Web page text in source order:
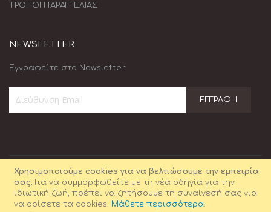
Χρησιμοποιούμε cookies για να βελτιώσουμε την εμπειρία
σας.
Για να συμμορφωθείτε με τη νέα οδηγία για την
ιδιωτική ζωή, πρέπει να ζητήσουμε τη συναίνεσή σας για
να ορίσετε τα cookies. Μάθετε περισσότερα.
ΤΡΟΠΟΙ ΠΑΡΑΓΓΕΛΙΑΣ
NEWSLETTER
Εγγραφείτε στο Newsletter
Δελτίο:
ΕΓΓΡΑΦΉ